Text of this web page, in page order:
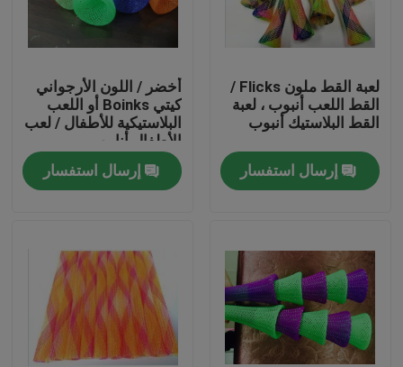
منتجات
معلومات عنا
لعبة القط ملون Flicks /
القط اللعب أنبوب ، لعبة
القط البلاستيك أنبوب
إرسال استفسار
أخضر / اللون الأرجواني
كيتي Boinks أو اللعب
البلاستيكية للأطفال / لعب
الأطفال أنابيب
إرسال استفسار